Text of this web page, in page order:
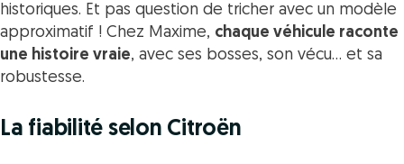
historiques. Et pas question de tricher avec un modèle
approximatif ! Chez Maxime, chaque véhicule raconte
une histoire vraie, avec ses bosses, son vécu… et sa
robustesse.
La fiabilité selon Citroën